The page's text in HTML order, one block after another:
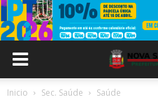
Inicio Sec. Saúde Saúde